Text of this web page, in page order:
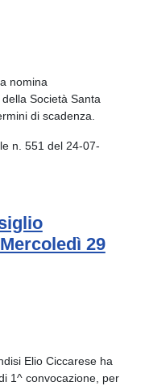
nomina
della Società Santa
di scadenza.
n. 551 del 24-07-
29
Elio Ciccarese ha
1^ convocazione, per